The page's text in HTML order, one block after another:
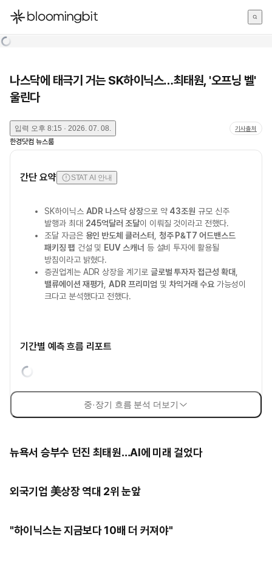
한국어
나스닥에 태극기 거는 SK하이닉스…최태원, '오프닝 벨'
울린다
입력 오후 8:15 · 2026. 07. 08. 기사출처
한경닷컴 뉴스룸
간단 요약 STAT AI 안내
SK하이닉스 ADR 나스닥 상장으로 약 43조원 규모 신주
발행과 최대 245억달러 조달이 이뤄질 것이라고 전했다.
조달 자금은 용인 반도체 클러스터
청주 P&T7 어드밴스드
패키징 팹 건설 및 EUV 스캐너 등 설비 투자에 활용될
방침이라고 밝혔다.
증권업계는 ADR 상장을 계기로 글로벌 투자자 접근성 확대
밸류에이션 재평가 ,ADR 프리미엄 및 차익거래 수요 가능성이
크다고 분석했다고 전했다.
기간별 예측 흐름 리포트
중·장기 흐름 분석 더보기
뉴욕서 승부수 던진 최태원…AI에 미래 걸었다
외국기업 美상장 역대 2위 눈앞
"하이닉스는 지금보다 10배 더 커져야"